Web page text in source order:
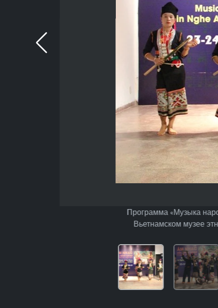
Программа «Музыка
Вьетнамском музее